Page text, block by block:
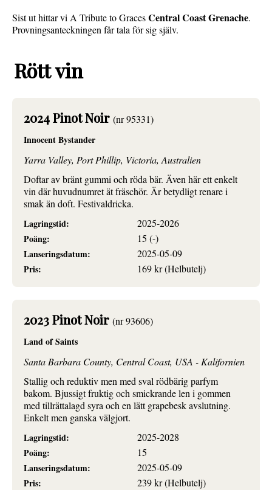
Sist ut hittar vi A Tribute to GracesCentral Coast Grenache.
Provningsanteckningen får tala för sig själv.
Rött vin
2024 Pinot Noir (nr 95331)
Innocent Bystander
Yarra Valley, Port Phillip, Victoria, Australien
Doftar av bränt gummi och röda bär. Även här ett enkelt
vin där huvudnumret ät fräschör. Är betydligt renare i
smak än doft. Festivaldricka.
Lagringstid:
2025-2026
Poäng:
15 (-)
Lanseringsdatum:
2025-05-09
Pris:
169 kr (Helbutelj)
2023 Pinot Noir (nr 93606)
Land of Saints
Santa Barbara County, Central Coast, USA - Kalifornien
Stallig och reduktiv men med sval rödbärig parfym
bakom. Bjussigt fruktig och smickrande len i gommen
med tillrättalagd syra och en lätt grapebesk avslutning.
Enkelt men ganska välgjort.
Lagringstid:
2025-2028
Poäng:
15
Lanseringsdatum:
2025-05-09
Pris:
239 kr (Helbutelj)